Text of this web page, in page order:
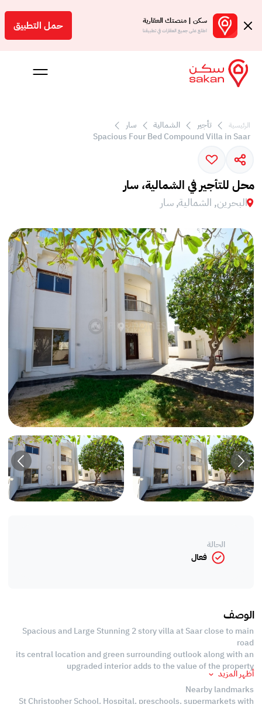
سكن | منصتك العقارية
اطلع على جميع العقارات في تطبيقنا حمل التطبيق
بالعمولة
الرئيسية تأجير الشمالية
سار
Spacious Four Bed Compound Villa in Saar
محل للتأجير في الشمالية، سار
البحرين, الشمالية, سار
الحالة
فعال
الوصف
Spacious and Large Stunning 2 story villa at Saar close to main
road
its central location and green surrounding outlook along with an
upgraded interior adds to the value of the property
Nearby landmarks
St Christopher School, Hospital, preschools, supermarkets with
أظهر المزيد